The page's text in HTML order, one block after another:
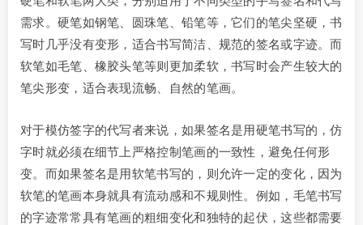
需求。硬笔如钢笔、圆珠笔、铅笔等，它们的笔尖坚硬，书
写时几乎没有变形，适合书写简洁、规范的签名或字迹。而
软笔如毛笔、橡胶头笔等则更加柔软，书写时会产生较大的
笔尖形变，适合表现流畅、自然的笔画。
对于模仿签字的代写者来说，如果签名是用硬笔书写的，仿
字时就必须在细节上严格控制笔画的一致性，避免任何形
变。而如果签名是用软笔书写的，则允许一定的变化，因为
软笔的笔画本身就具有流动感和不规则性。例如，毛笔书写
的字迹常常具有笔画的粗细变化和独特的起伏，这些都需要